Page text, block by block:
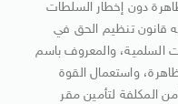
دون إخطار السلطات
قانون تنظيم الحق في
السلمية، والمعروف باسم
واستعمال القوة
المكلفة لتأمين مقر